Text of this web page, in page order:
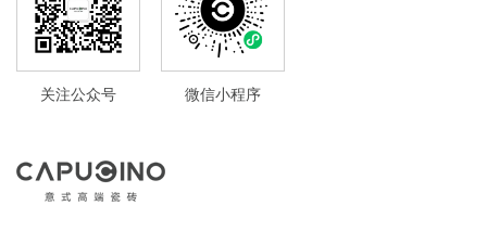
关注公众号 微信小程序